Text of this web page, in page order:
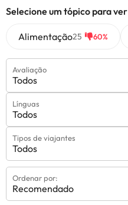
Selecione um tópico para
Alimentação25 60%
Avaliação
Todos
Línguas
Todos
Tipos de viajantes
Todos
Ordenar por:
Recomendado